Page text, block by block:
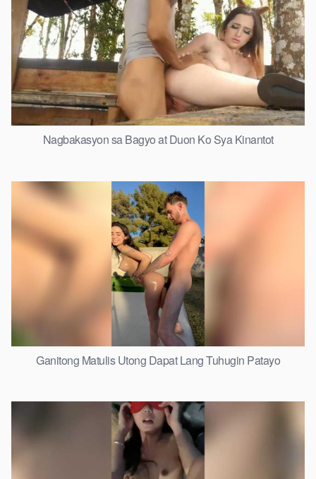
Nagbakasyon sa Bagyo at Duon Ko Sya Kinantot
Ganitong Matulis Utong Dapat Lang Tuhugin Patayo